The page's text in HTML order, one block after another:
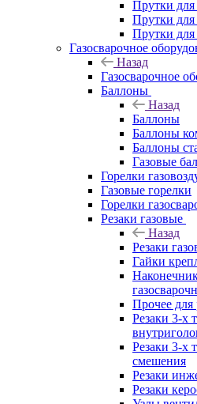
Прутки
Прутки для
Прутки для
Газосварочное
Назад
Газосварочное
Баллоны
Назад
Баллоны
Баллоны
Баллоны
Газовые
Горелки
Газовые горелки
Горелки
Резаки газовые
Назад
Резаки
Гайки
Прочее для
Резаки 3-х
Резаки 3-х
смешения
Резаки
Резаки